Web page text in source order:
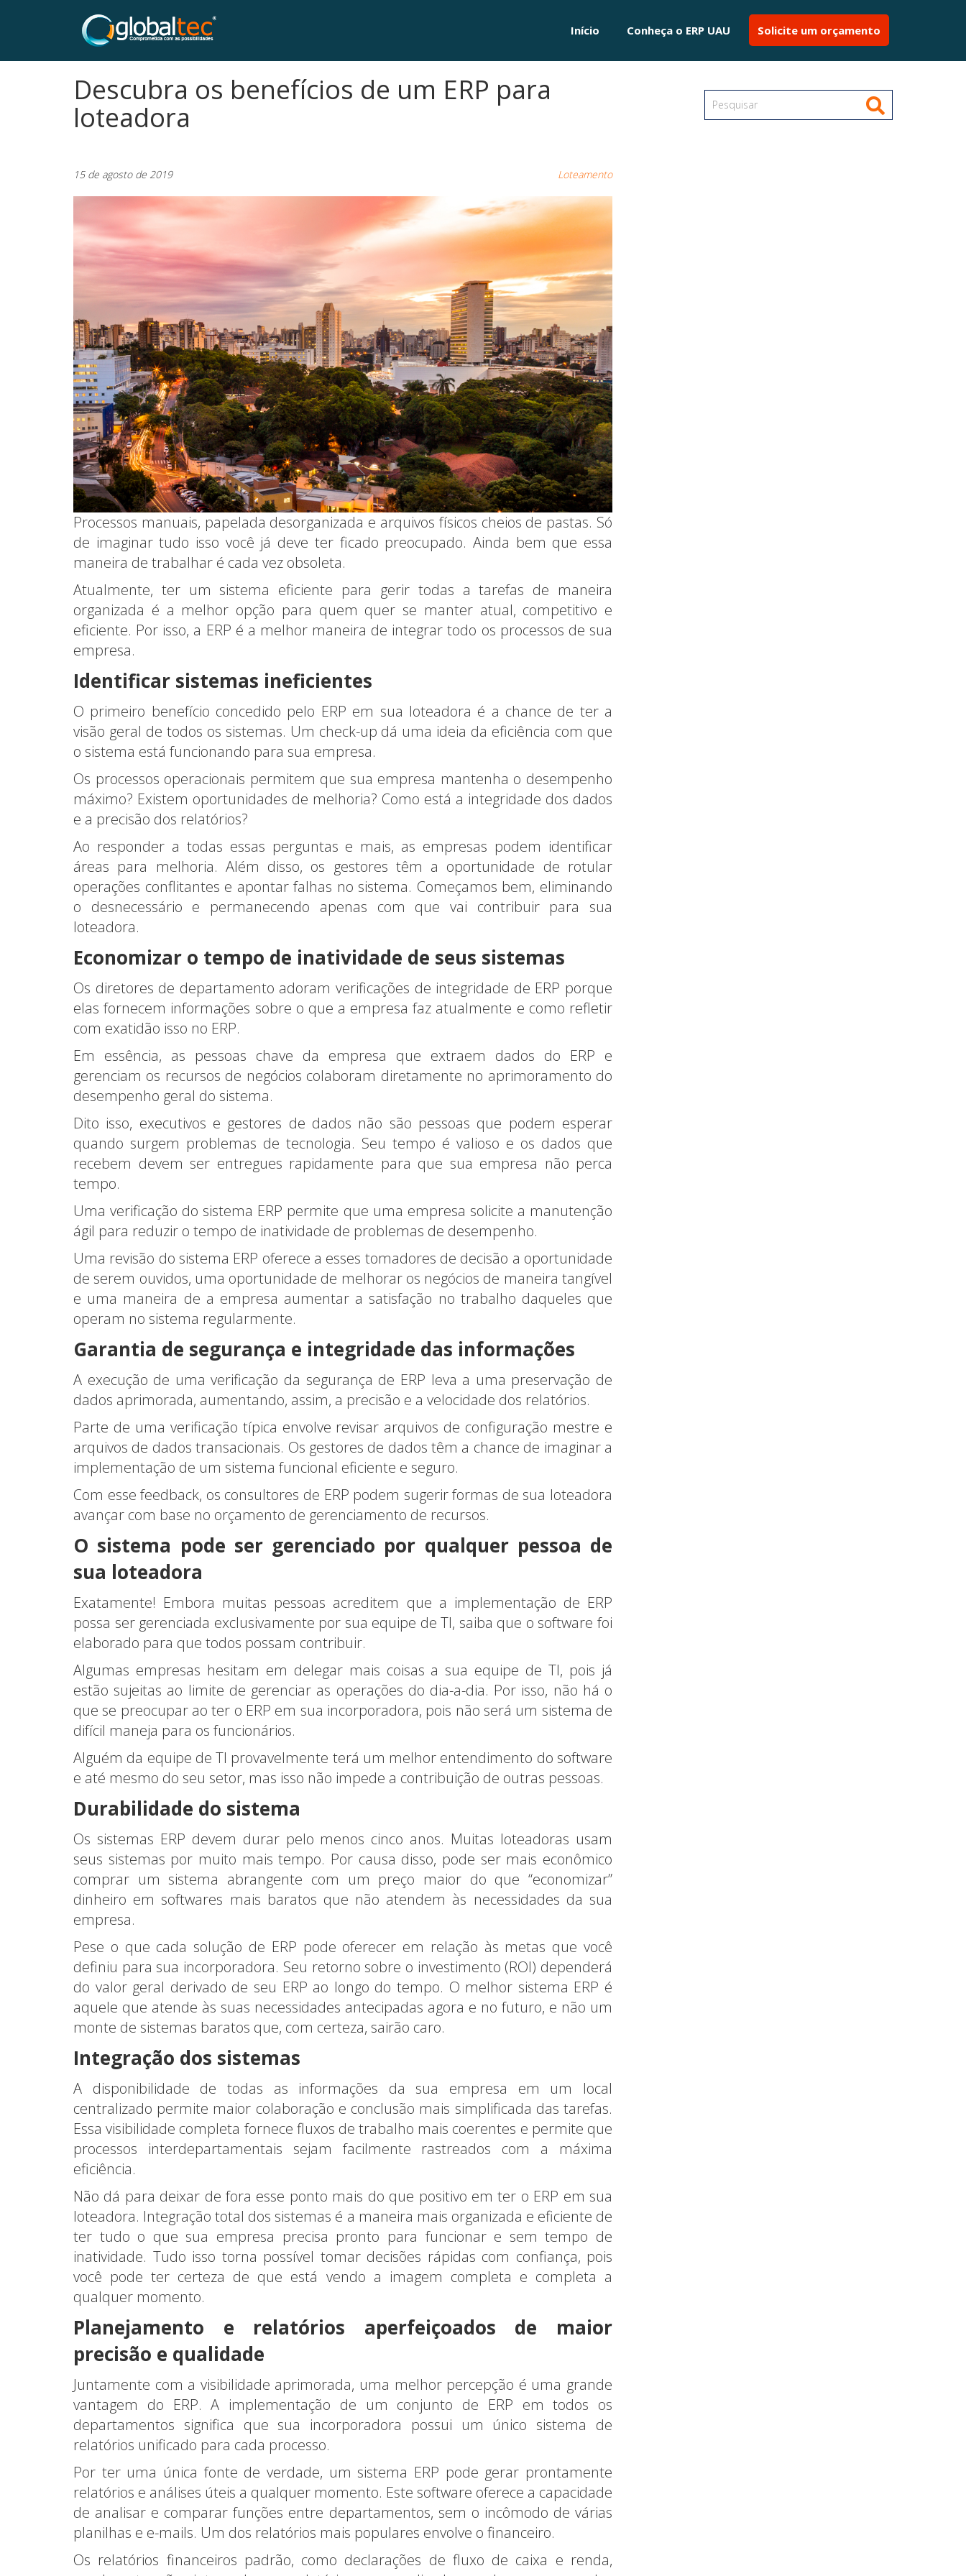
Início Conheça o ERP UAU Solicite um orçamento
Descubra os benefícios de um ERP para
loteadora
15 de agosto de 2019 Loteamento
Processos manuais, papelada desorganizada e arquivos físicos cheios de pastas. Só
de imaginar tudo isso você já deve ter ficado preocupado. Ainda bem que essa
maneira de trabalhar é cada vez obsoleta.
Atualmente, ter um sistema eficiente para gerir todas a tarefas de maneira
organizada é a melhor opção para quem quer se manter atual, competitivo e
eficiente. Por isso, a ERP é a melhor maneira de integrar todo os processos de sua
empresa.
Identificar sistemas ineficientes
O primeiro benefício concedido pelo ERP em sua loteadora é a chance de ter a
visão geral de todos os sistemas. Um check-up dá uma ideia da eficiência com que
o sistema está funcionando para sua empresa.
Os processos operacionais permitem que sua empresa mantenha o desempenho
máximo? Existem oportunidades de melhoria? Como está a integridade dos dados
e a precisão dos relatórios?
Ao responder a todas essas perguntas e mais, as empresas podem identificar
áreas para melhoria. Além disso, os gestores têm a oportunidade de rotular
operações conflitantes e apontar falhas no sistema. Começamos bem, eliminando
o desnecessário e permanecendo apenas com que vai contribuir para sua
loteadora.
Economizar o tempo de inatividade de seus sistemas
Os diretores de departamento adoram verificações de integridade de ERP porque
elas fornecem informações sobre o que a empresa faz atualmente e como refletir
com exatidão isso no ERP.
Em essência, as pessoas chave da empresa que extraem dados do ERP e
gerenciam os recursos de negócios colaboram diretamente no aprimoramento do
desempenho geral do sistema.
Dito isso, executivos e gestores de dados não são pessoas que podem esperar
quando surgem problemas de tecnologia. Seu tempo é valioso e os dados que
recebem devem ser entregues rapidamente para que sua empresa não perca
tempo.
Uma verificação do sistema ERP permite que uma empresa solicite a manutenção
ágil para reduzir o tempo de inatividade de problemas de desempenho.
Uma revisão do sistema ERP oferece a esses tomadores de decisão a oportunidade
de serem ouvidos, uma oportunidade de melhorar os negócios de maneira tangível
e uma maneira de a empresa aumentar a satisfação no trabalho daqueles que
operam no sistema regularmente.
Garantia de segurança e integridade das informações
A execução de uma verificação da segurança de ERP leva a uma preservação de
dados aprimorada, aumentando, assim, a precisão e a velocidade dos relatórios.
Parte de uma verificação típica envolve revisar arquivos de configuração mestre e
arquivos de dados transacionais. Os gestores de dados têm a chance de imaginar a
implementação de um sistema funcional eficiente e seguro.
Com esse feedback, os consultores de ERP podem sugerir formas de sua loteadora
avançar com base no orçamento de gerenciamento de recursos.
O sistema pode ser gerenciado por qualquer pessoa de
sua loteadora
Exatamente! Embora muitas pessoas acreditem que a implementação de ERP
possa ser gerenciada exclusivamente por sua equipe de TI, saiba que o software foi
elaborado para que todos possam contribuir.
Algumas empresas hesitam em delegar mais coisas a sua equipe de TI, pois já
estão sujeitas ao limite de gerenciar as operações do dia-a-dia. Por isso, não há o
que se preocupar ao ter o ERP em sua incorporadora, pois não será um sistema de
difícil maneja para os funcionários.
Alguém da equipe de TI provavelmente terá um melhor entendimento do software
e até mesmo do seu setor, mas isso não impede a contribuição de outras pessoas.
Durabilidade do sistema
Os sistemas ERP devem durar pelo menos cinco anos. Muitas loteadoras usam
seus sistemas por muito mais tempo. Por causa disso, pode ser mais econômico
comprar um sistema abrangente com um preço maior do que “economizar”
dinheiro em softwares mais baratos que não atendem às necessidades da sua
empresa.
Pese o que cada solução de ERP pode oferecer em relação às metas que você
definiu para sua incorporadora. Seu retorno sobre o investimento (ROI) dependerá
do valor geral derivado de seu ERP ao longo do tempo. O melhor sistema ERP é
aquele que atende às suas necessidades antecipadas agora e no futuro, e não um
monte de sistemas baratos que, com certeza, sairão caro.
Integração dos sistemas
A disponibilidade de todas as informações da sua empresa em um local
centralizado permite maior colaboração e conclusão mais simplificada das tarefas.
Essa visibilidade completa fornece fluxos de trabalho mais coerentes e permite que
processos interdepartamentais sejam facilmente rastreados com a máxima
eficiência.
Não dá para deixar de fora esse ponto mais do que positivo em ter o ERP em sua
loteadora. Integração total dos sistemas é a maneira mais organizada e eficiente de
ter tudo o que sua empresa precisa pronto para funcionar e sem tempo de
inatividade. Tudo isso torna possível tomar decisões rápidas com confiança, pois
você pode ter certeza de que está vendo a imagem completa e completa a
qualquer momento.
Planejamento e relatórios aperfeiçoados de maior
precisão e qualidade
Juntamente com a visibilidade aprimorada, uma melhor percepção é uma grande
vantagem do ERP. A implementação de um conjunto de ERP em todos os
departamentos significa que sua incorporadora possui um único sistema de
relatórios unificado para cada processo.
Por ter uma única fonte de verdade, um sistema ERP pode gerar prontamente
relatórios e análises úteis a qualquer momento. Este software oferece a capacidade
de analisar e comparar funções entre departamentos, sem o incômodo de várias
planilhas e e-mails. Um dos relatórios mais populares envolve o financeiro.
Os relatórios financeiros padrão, como declarações de fluxo de caixa e renda,